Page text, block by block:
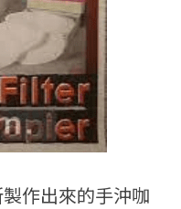
作出來的手沖咖